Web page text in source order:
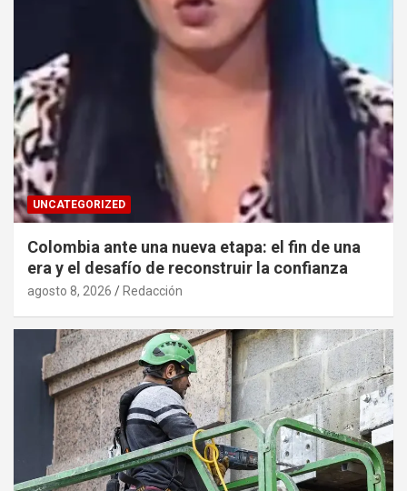
UNCATEGORIZED
Colombia ante una nueva etapa: el fin de una
era y el desafío de reconstruir la confianza
agosto 8, 2026 Redacción